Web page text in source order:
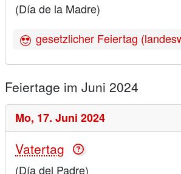
(Día de la Madre)
gesetzlicher Feiertag
Feiertage im Juni 2024
Mo, 17. Juni 2024
Vatertag
(Día del Padre)